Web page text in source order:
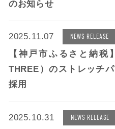
のお知らせ
2025.11.07 NEWS RELEASE
【神戸市ふるさと納税
THREE）のストレッチ
採用
2025.10.31 NEWS RELEASE